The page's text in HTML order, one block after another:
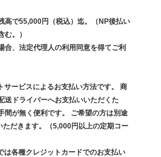
高で55,000円（税込）迄。（NP後払い
。）
合、法定代理人の利用同意を得てご利
サービスによるお支払い方法です。 商
送ドライバーへお支払いいただくた
間が無く便利です。 ご希望の方は別途
だきます。（5,000円以上の定期コー
は各種クレジットカードでのお支払い